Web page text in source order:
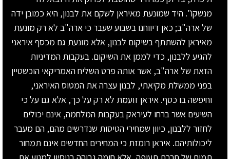
מנשקו". היד שמונעת מאיראן לשקם את לבנון, היא כמובן ידה
של ארה"ב; כאן דיווחנו בשבוע שעבר כי ארה"ב לא רק מונעת
מאיראן להשתתף בשיקום לבנון, אלא מונעת גם מכסף איראני
להגיע ללבנון, כדי לממן את השיקום. בעקבות המדיניות
הזאת של ארה"ב, אשר אותה פרט השליח האמריקאי הוכשטיין
בפני ממשלת מקיאתי, לבנון עצרה את המטוס האיראני,
וחיפשה בו כסף. איראן זועמת לא רק על כך, אלא גם על כי
השיעים אשר ברחו לעיראק בעקבות המלחמה, אינם יכולים
לחזור ללבנון, כיוון שמחירי הטיסות שנדרשים מהם, הם מעבר
ליכולותיהם. איראן רומזת כי המחירים החדשים אינם תמחור